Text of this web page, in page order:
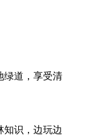
绿道，享受清
知识，边玩边